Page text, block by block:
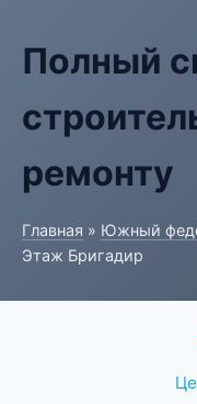
Полный
ремонту
Главная » Южный
Этаж Бригадир